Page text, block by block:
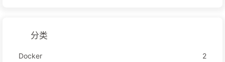
分类
Docker 2